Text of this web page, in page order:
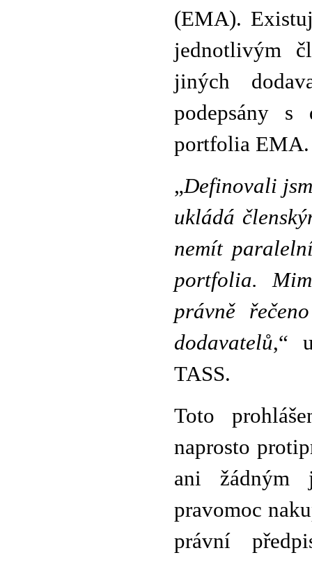
(EMA).
jednotlivým
jiných
podepsány
portfolia EMA.
„Definovali
ukládá
nemít
portfolia.
právně
dodavatelů,“
TASS.
Toto
naprosto
ani žádným
pravomoc
právní